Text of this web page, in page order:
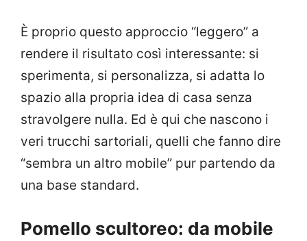
È proprio questo approccio “leggero” a
rendere il risultato così interessante: si
sperimenta, si personalizza, si adatta lo
spazio alla propria idea di casa senza
stravolgere nulla. Ed è qui che nascono i
veri trucchi sartoriali, quelli che fanno dire
“sembra un altro mobile” pur partendo da
una base standard.
Pomello scultoreo: da mobile